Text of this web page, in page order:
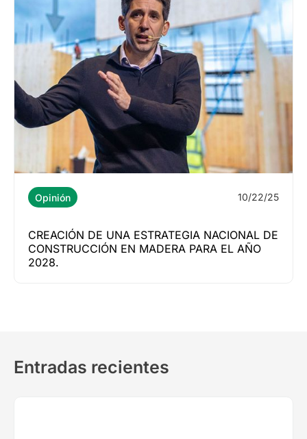
Opinión 10/22/25
CREACIÓN DE UNA ESTRATEGIA NACIONAL DE
CONSTRUCCIÓN EN MADERA PARA EL AÑO
2028.
Entradas recientes